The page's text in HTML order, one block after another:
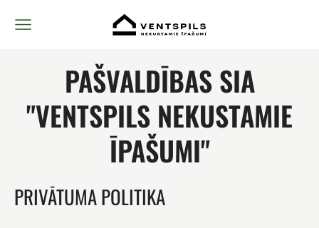
PAŠVALDĪBAS SIA
"VENTSPILS NEKUSTAMIE
ĪPAŠUMI"
PRIVĀTUMA POLITIKA